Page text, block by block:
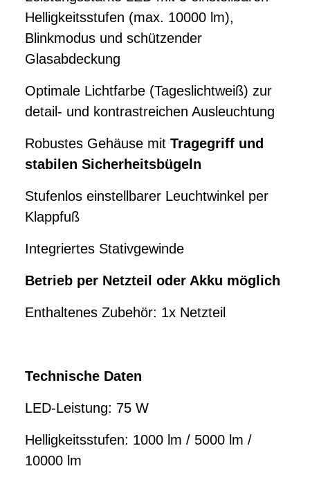
Helligkeitsstufen (max. 10000 lm),
Blinkmodus und schützender
Glasabdeckung
Optimale Lichtfarbe (Tageslichtweiß) zur
detail- und kontrastreichen Ausleuchtung
Robustes Gehäuse mit Tragegriff und
stabilen Sicherheitsbügeln
Stufenlos einstellbarer Leuchtwinkel per
Klappfuß
Integriertes Stativgewinde
Betrieb per Netzteil oder Akku möglich
Enthaltenes Zubehör: 1x Netzteil
Technische Daten
LED-Leistung: 75 W
Helligkeitsstufen: 1000 lm / 5000 lm /
10000 lm